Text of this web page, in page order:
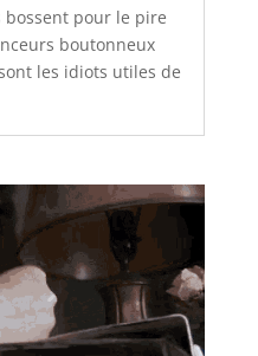
bossent pour le pire
boutonneux
les idiots utiles de